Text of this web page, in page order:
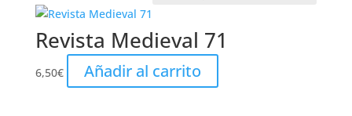
Revista Medieval 71
6,50€ Añadir al carrito